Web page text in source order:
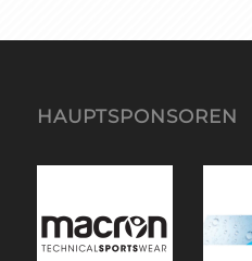
HAUPTSPONSOREN